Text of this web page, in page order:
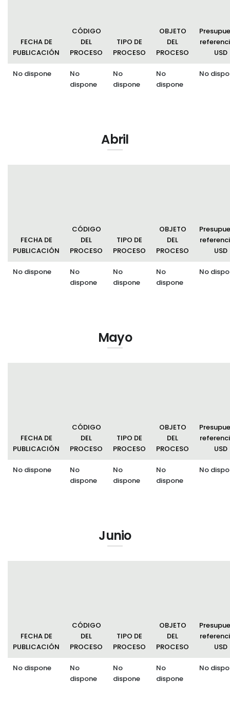
FECHA DE
PUBLICACIÓN
CÓDIGO
DEL
PROCESO
TIPO DE
PROCESO
OBJETO
DEL
PROCESO
USD
No dispone
No
dispone
No
dispone
No
dispone
No
Abril
FECHA DE
PUBLICACIÓN
CÓDIGO
DEL
PROCESO
TIPO DE
PROCESO
OBJETO
DEL
PROCESO
USD
No dispone
No
dispone
No
dispone
No
dispone
No
Mayo
FECHA DE
PUBLICACIÓN
CÓDIGO
DEL
PROCESO
TIPO DE
PROCESO
OBJETO
DEL
PROCESO
USD
No dispone
No
dispone
No
dispone
No
dispone
No
Junio
FECHA DE
PUBLICACIÓN
CÓDIGO
DEL
PROCESO
TIPO DE
PROCESO
OBJETO
DEL
PROCESO
USD
No dispone
No
dispone
No
dispone
No
dispone
No